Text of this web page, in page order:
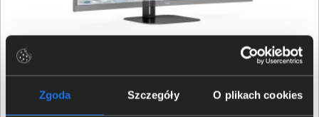
Zgoda Szczegóły O plikach cookies
Ergonomia i komfort dla
codziennego użytkownika